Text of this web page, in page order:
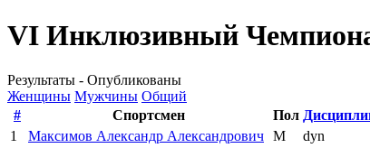
VI Инклюзивный
Результаты - Опубликованы
Женщины Мужчины Общий
#
Спортсмен Пол
1
Максимов Александр Александрович М dyn